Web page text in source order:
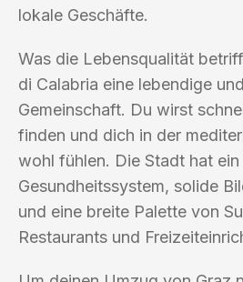
lokale Geschäfte.
Was die Lebensqualität
di Calabria eine lebendige
Gemeinschaft. Du wirst
finden und dich in der
wohl fühlen. Die Stadt hat
Gesundheitssystem, solide
und eine breite Palette von
Restaurants und